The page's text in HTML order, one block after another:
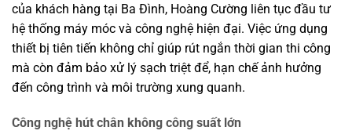
của khách hàng tại Ba Đình, Hoàng Cường liên tục đầu tư
hệ thống máy móc và công nghệ hiện đại. Việc ứng dụng
thiết bị tiên tiến không chỉ giúp rút ngắn thời gian thi công
mà còn đảm bảo xử lý sạch triệt để, hạn chế ảnh hưởng
đến công trình và môi trường xung quanh.
Công nghệ hút chân không công suất lớn